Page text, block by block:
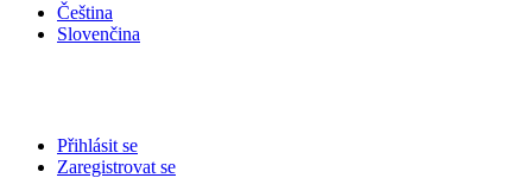
Čeština
Slovenčina
Přihlásit se
Zaregistrovat se